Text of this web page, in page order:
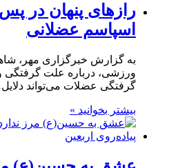
رازهای پنهان در
اسپاسم عضلانی
به گزارش خبرگزاری مهر،
ورزشی، درباره علت
گرفتگی عضلات می‌تواند
بیشتر بخوانید »